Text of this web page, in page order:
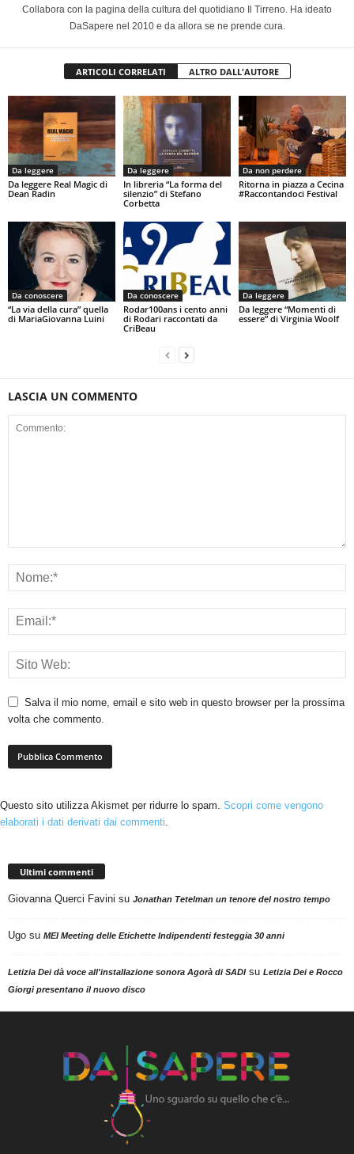
Collabora con la pagina della cultura del quotidiano Il Tirreno. Ha ideato
DaSapere nel 2010 e da allora se ne prende cura.
ARTICOLI CORRELATI ALTRO DALL'AUTORE
Da leggere
Da leggere Real Magic di
Dean Radin
Da leggere
In libreria “La forma del
silenzio” di Stefano
Corbetta
Da non perdere
Ritorna in piazza a Cecina
#Raccontandoci Festival
Da conoscere
“La via della cura” quella
di MariaGiovanna Luini
Da conoscere
Rodar100ans i cento anni
di Rodari raccontati da
CriBeau
Da leggere
Da leggere “Momenti di
essere” di Virginia Woolf
LASCIA UN COMMENTO
Salva il mio nome, email e sito web in questo browser per la prossima
volta che commento.
Questo sito utilizza Akismet per ridurre lo spam. Scopri come vengono
elaborati i dati derivati dai commenti.
Ultimi commenti
Giovanna Querci Favini su Jonathan Tetelman un tenore del nostro tempo
Ugo su MEI Meeting delle Etichette Indipendenti festeggia 30 anni
Letizia Dei dà voce all'installazione sonora Agorà di SADIsu Letizia Dei e Rocco
Giorgi presentano il nuovo disco